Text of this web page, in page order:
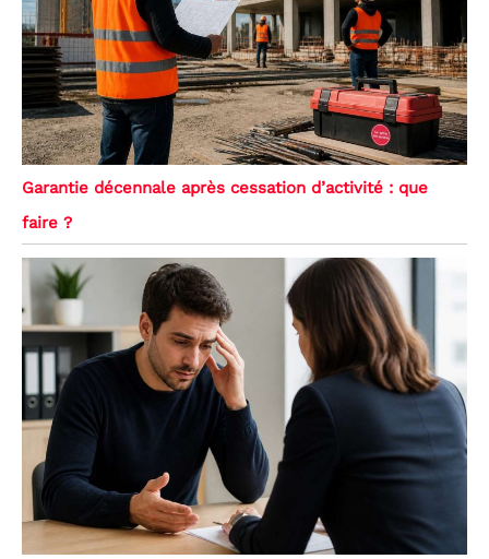
Garantie décennale après cessation d’activité : que
faire ?